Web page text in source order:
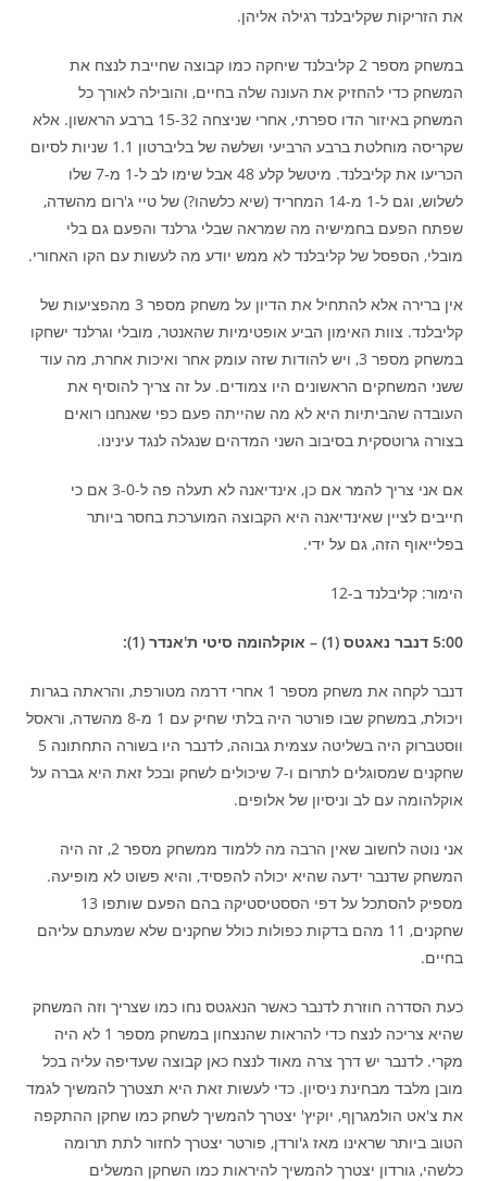
את הזריקות שקליבלנד רגילה אליהן.
במשחק מספר 2 קליבלנד שיחקה כמו קבוצה שחייבת לנצח את
המשחק כדי להחזיק את העונה שלה בחיים, והובילה לאורך כל
המשחק באיזור הדו ספרתי, אחרי שניצחה 15-32 ברבע הראשון. אלא
שקריסה מוחלטת ברבע הרביעי ושלשה של בליברטון 1.1 שניות לסיום
הכריעו את קליבלנד. מיטשל קלע 48 אבל שימו לב ל-1 מ-7 שלו
לשלוש, וגם ל-1 מ-14 המחריד (שיא כלשהו?) של טיי ג'רום מהשדה,
שפתח הפעם בחמישיה מה שמראה שבלי גרלנד והפעם גם בלי
מובלי, הספסל של קליבלנד לא ממש יודע מה לעשות עם הקו האחורי.
אין ברירה אלא להתחיל את הדיון על משחק מספר 3 מהפציעות של
קליבלנד. צוות האימון הביע אופטימיות שהאנטר, מובלי וגרלנד ישחקו
במשחק מספר 3, ויש להודות שזה עומק אחר ואיכות אחרת, מה עוד
ששני המשחקים הראשונים היו צמודים. על זה צריך להוסיף את
העובדה שהביתיות היא לא מה שהייתה פעם כפי שאנחנו רואים
בצורה גרוטסקית בסיבוב השני המדהים שנגלה לנגד עינינו.
אם אני צריך להמר אם כן, אינדיאנה לא תעלה פה ל-3-0 אם כי
חייבים לציין שאינדיאנה היא הקבוצה המוערכת בחסר ביותר
בפלייאוף הזה, גם על ידי.
הימור: קליבלנד ב-12
5:00 דנבר נאגטס (1) – אוקלהומה סיטי ת'אנדר (1):
דנבר לקחה את משחק מספר 1 אחרי דרמה מטורפת, והראתה בגרות
ויכולת, במשחק שבו פורטר היה בלתי שחיק עם 1 מ-8 מהשדה, וראסל
ווסטברוק היה בשליטה עצמית גבוהה, לדנבר היו בשורה התחתונה 5
שחקנים שמסוגלים לתרום ו-7 שיכולים לשחק ובכל זאת היא גברה על
אוקלהומה עם לב וניסיון של אלופים.
אני נוטה לחשוב שאין הרבה מה ללמוד ממשחק מספר 2, זה היה
המשחק שדנבר ידעה שהיא יכולה להפסיד, והיא פשוט לא מופיעה.
מספיק להסתכל על דפי הססטיסטיקה בהם הפעם שותפו 13
שחקנים, 11 מהם בדקות כפולות כולל שחקנים שלא שמעתם עליהם
בחיים.
כעת הסדרה חוזרת לדנבר כאשר הנאגטס נחו כמו שצריך וזה המשחק
שהיא צריכה לנצח כדי להראות שהנצחון במשחק מספר 1 לא היה
מקרי. לדנבר יש דרך צרה מאוד לנצח כאן קבוצה שעדיפה עליה בכל
מובן מלבד מבחינת ניסיון. כדי לעשות זאת היא תצטרך להמשיך לגמד
את צ'אט הולמגרןף, יוקיץ' יצטרך להמשיך לשחק כמו שחקן ההתקפה
הטוב ביותר שראינו מאז ג'ורדן, פורטר יצטרך לחזור לתת תרומה
כלשהי, גורדון יצטרך להמשיך להיראות כמו השחקן המשלים